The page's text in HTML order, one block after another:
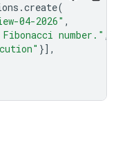
.create(
04-2026" ,
number." ,
}],